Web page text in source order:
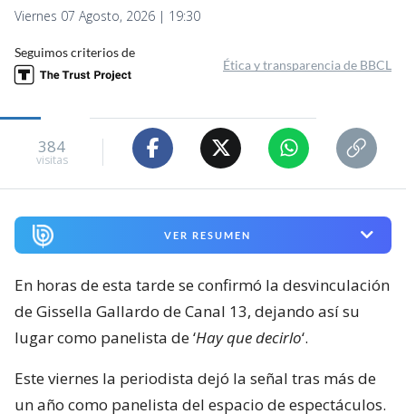
Viernes 07 Agosto, 2026 | 19:30
Seguimos criterios de
Ética y transparencia de BBCL
384
visitas
VER RESUMEN
En horas de esta tarde se confirmó la desvinculación
de Gissella Gallardo de Canal 13, dejando así su
lugar como panelista de ‘Hay que decirlo‘.
Este viernes la periodista dejó la señal tras más de
un año como panelista del espacio de espectáculos.